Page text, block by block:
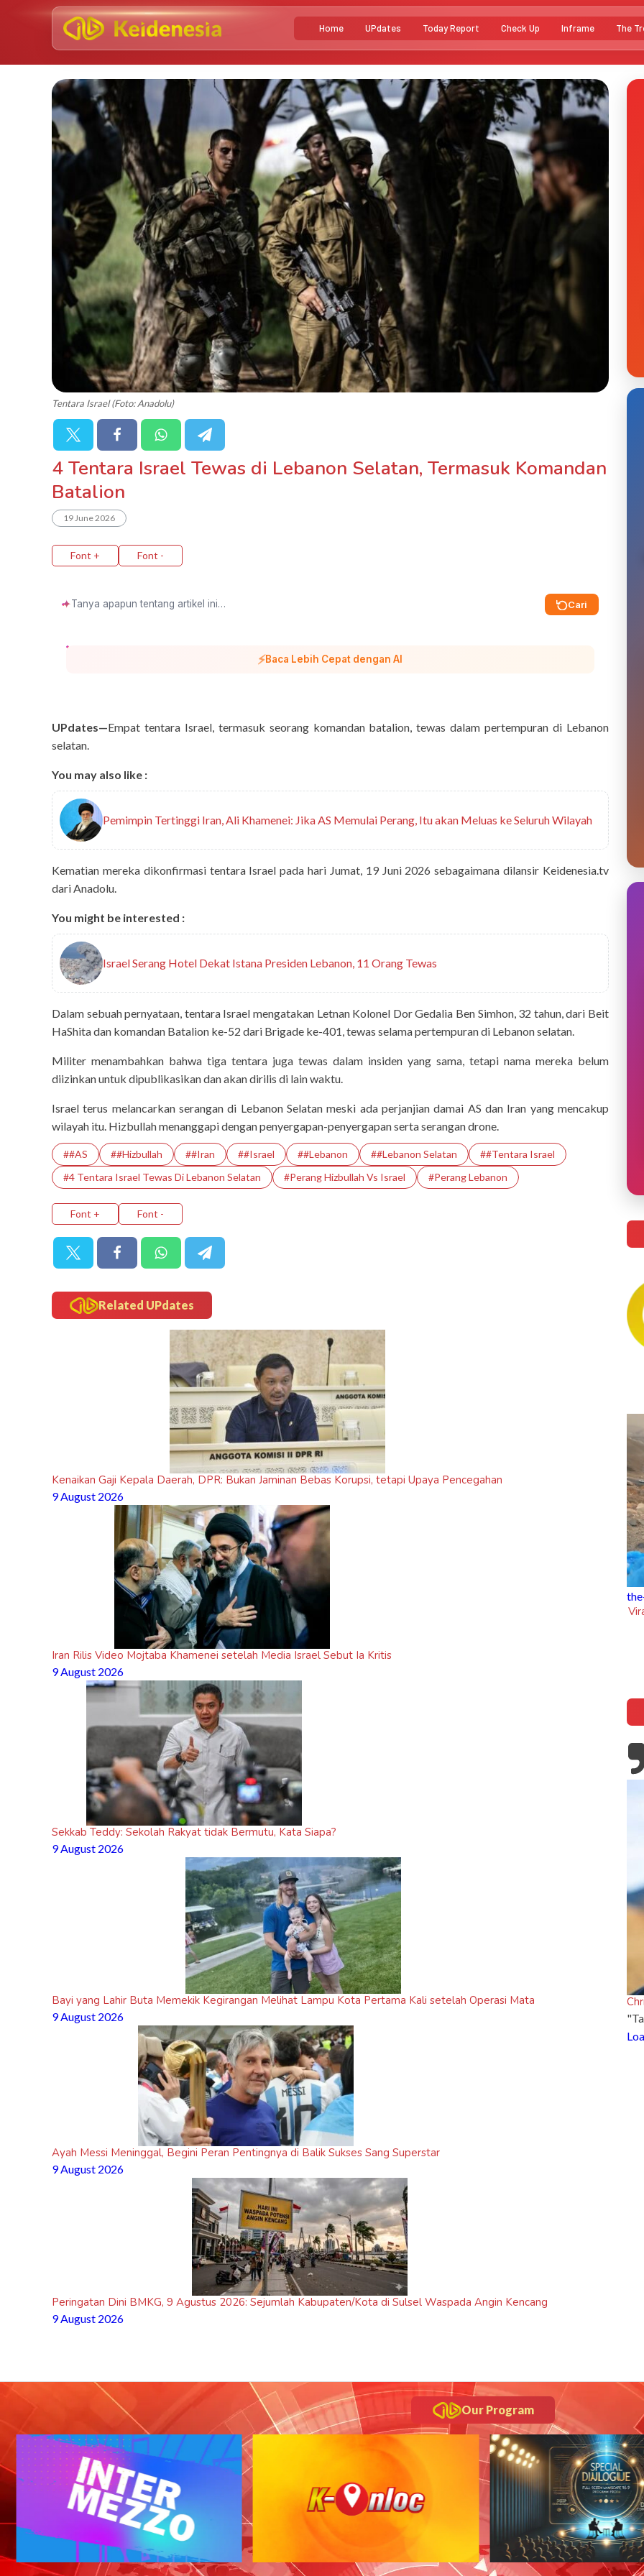
Home UPdates Today Report Check Up Inframe The
Tentara Israel (Foto: Anadolu)
4 Tentara Israel Tewas di Lebanon Selatan, Termasuk Komandan
Batalion
19 June 2026
Font + Font -
✦ Cari
⚡Baca Lebih Cepat dengan AI
UPdates—Empat tentara Israel, termasuk seorang komandan batalion, tewas dalam pertempuran di Lebanon
selatan.
You may also like :
Pemimpin Tertinggi Iran, Ali Khamenei: Jika AS Memulai Perang, Itu akan Meluas ke Seluruh Wilayah
Kematian mereka dikonfirmasi tentara Israel pada hari Jumat, 19 Juni 2026 sebagaimana dilansir Keidenesia.tv
dari Anadolu.
You might be interested :
Israel Serang Hotel Dekat Istana Presiden Lebanon, 11 Orang Tewas
Dalam sebuah pernyataan, tentara Israel mengatakan Letnan Kolonel Dor Gedalia Ben Simhon, 32 tahun, dari Beit
HaShita dan komandan Batalion ke-52 dari Brigade ke-401, tewas selama pertempuran di Lebanon selatan.
Militer menambahkan bahwa tiga tentara juga tewas dalam insiden yang sama, tetapi nama mereka belum
diizinkan untuk dipublikasikan dan akan dirilis di lain waktu.
Israel terus melancarkan serangan di Lebanon Selatan meski ada perjanjian damai AS dan Iran yang mencakup
wilayah itu. Hizbullah menanggapi dengan penyergapan-penyergapan serta serangan drone.
##AS ##Hizbullah ##Iran ##Israel ##Lebanon ##Lebanon Selatan
##Tentara Israel
#4 Tentara Israel Tewas Di Lebanon Selatan
#Perang Hizbullah Vs Israel #Perang Lebanon
Font + Font -
Related UPdates
Kenaikan Gaji Kepala Daerah, DPR: Bukan Jaminan Bebas Korupsi, tetapi Upaya Pencegahan
9 August 2026
Iran Rilis Video Mojtaba Khamenei setelah Media Israel Sebut Ia Kritis
9 August 2026
Sekkab Teddy: Sekolah Rakyat tidak Bermutu, Kata Siapa?
9 August 2026
Bayi yang Lahir Buta Memekik Kegirangan Melihat Lampu Kota Pertama Kali setelah Operasi Mata
9 August 2026
Ayah Messi Meninggal, Begini Peran Pentingnya di Balik Sukses Sang Superstar
9 August 2026
Peringatan Dini BMKG, 9 Agustus 2026: Sejumlah Kabupaten/Kota di Sulsel Waspada Angin Kencang
9 August 2026
the-cinema
Film Lucky Strike, Kisah Kapten John
Castle di Battle of The Bulge
Our Program